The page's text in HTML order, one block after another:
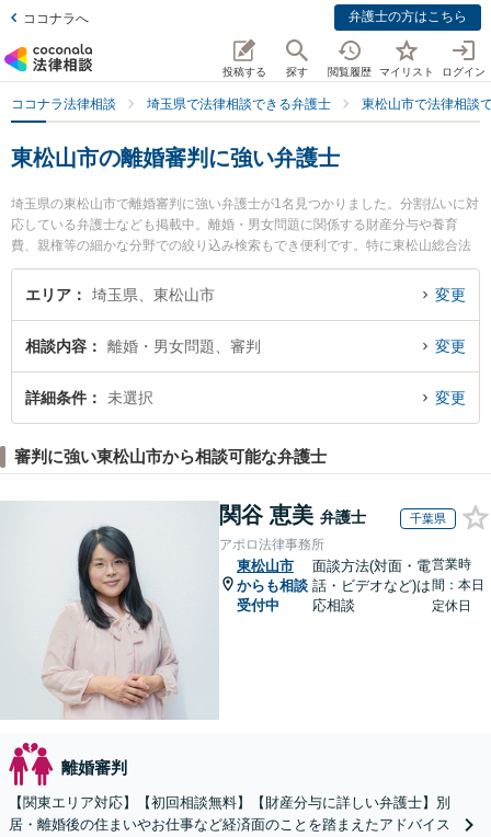
ココナラへ 弁護士の方はこちら
投稿する 探す 閲覧履歴 マイリスト ログイン
ココナラ法律相談 埼玉県で法律相談できる弁護士 東松山市で法律相談
東松山市の離婚審判に強い弁護士
埼玉県の東松山市で離婚審判に強い弁護士が1名見つかりました。分割払いに対
応している弁護士なども掲載中。離婚・男女問題に関係する財産分与や養育
費、親権等の細かな分野での絞り込み検索もでき便利です。特に東松山総合法
律事務所の五十川 剛俊弁護士のプロフィール情報や弁護士費用、強みなどが注
目されています。『東松山市で土日や夜間に発生した離婚審判のトラブルを今
弁護士に相談予約したい』などでお困りの相談者さんにおすすめです。
エリア 埼玉県、東松山市 変更
相談内容 離婚・男女問題、審判 変更
詳細条件 未選択 変更
審判に強い東松山市から相談可能な弁護士
関谷 恵美 弁護士 千葉県
アポロ法律事務所
東松山市
からも相談
受付中
面談方法(対面・電
話・ビデオなど)は
応相談
営業時
間：本日
定休日
離婚審判
【関東エリア対応】【初回相談無料】【財産分与に詳しい弁護士】別
居・離婚後の住まいやお仕事など経済面のことを踏まえたアドバイス